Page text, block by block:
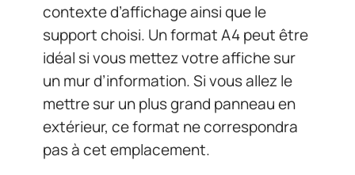
contexte d’affichage ainsi que le
support choisi. Un format A4 peut être
idéal si vous mettez votre affiche sur
un mur d’information. Si vous allez le
mettre sur un plus grand panneau en
extérieur, ce format ne correspondra
pas à cet emplacement.